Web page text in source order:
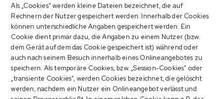
Als „Cookies“ werden kleine Dateien bezeichnet, die auf
Rechnern der Nutzer gespeichert werden. Innerhalb der Cookies
können unterschiedliche Angaben gespeichert werden. Ein
Cookie dient primär dazu, die Angaben zu einem Nutzer (bzw.
dem Gerät auf dem das Cookie gespeichert ist) während oder
auch nach seinem Besuch innerhalb eines Onlineangebotes zu
speichern. Als temporäre Cookies, bzw. „Session-Cookies“ oder
„transiente Cookies“, werden Cookies bezeichnet, die gelöscht
werden, nachdem ein Nutzer ein Onlineangebot verlässt und